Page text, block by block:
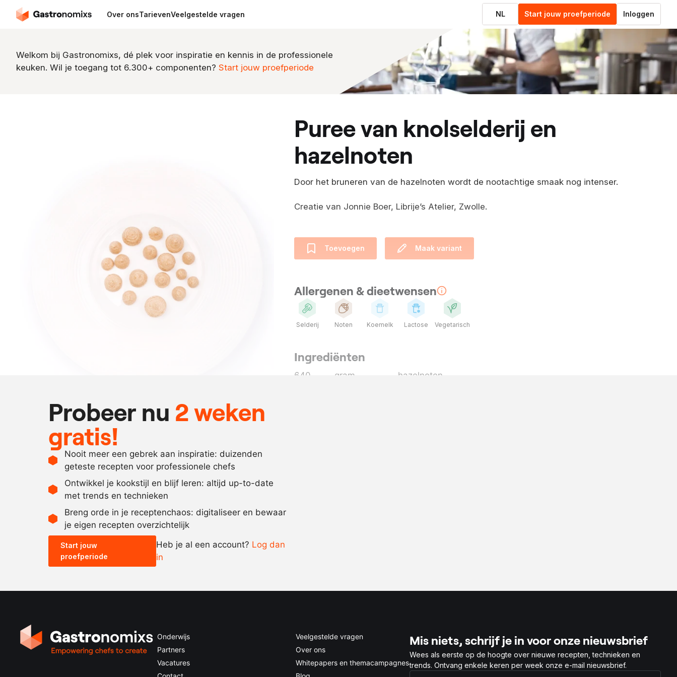
Over onsTarievenVeelgestelde vragen NL Start jouw proefperiode Inloggen
Welkom bij Gastronomixs, dé plek voor inspiratie en kennis in de professionele
keuken. Wil je toegang tot 6.300+ componenten? Start jouw proefperiode
puree van knolselderij en
hazelnoten
Door het bruneren van de hazelnoten wordt de nootachtige smaak nog intenser.
Creatie van Jonnie Boer, Librije’s Atelier, Zwolle.
Toevoegen Maak variant
Allergenen & dieetwensen
Selderij Noten Koemelk Lactose Vegetarisch
Ingrediënten
640 gram
hazelnoten
Probeer nu 2 weken
gratis!
Nooit meer een gebrek aan inspiratie: duizenden
geteste recepten voor professionele chefs
Ontwikkel je kookstijl en blijf leren: altijd up-to-date
met trends en technieken
Breng orde in je receptenchaos: digitaliseer en bewaar
je eigen recepten overzichtelijk
Start jouw
proefperiode
Heb je al een account? Log dan
in
Onderwijs
Partners
Vacatures
Veelgestelde vragen
Over ons
Whitepapers en themacampagnes
Mis niets, schrijf je in voor onze nieuwsbrief
Wees als eerste op de hoogte over nieuwe recepten, technieken en
trends. Ontvang enkele keren per week onze e-mail nieuwsbrief.